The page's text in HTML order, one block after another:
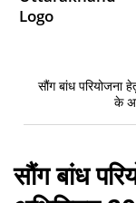
सौंग बांध परियोजना
के
सौंग बांध